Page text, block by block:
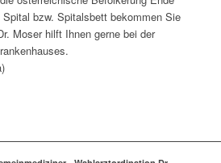
bzw. Spitalsbett bekommen Sie
Moser hilft Ihnen gerne bei der